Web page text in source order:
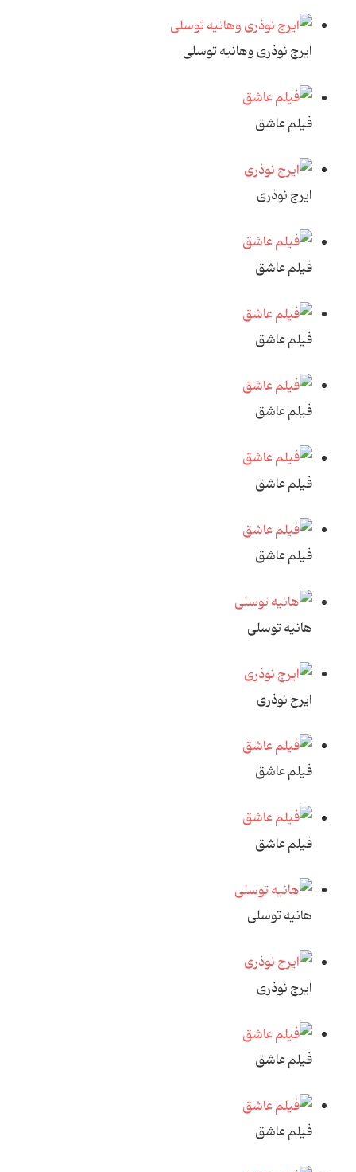
ایرج نوذری وهانیه توسلی
فیلم عاشق
ایرج نوذری
فیلم عاشق
فیلم عاشق
فیلم عاشق
فیلم عاشق
فیلم عاشق
هانیه توسلی
ایرج نوذری
فیلم عاشق
فیلم عاشق
هانیه توسلی
ایرج نوذری
فیلم عاشق
فیلم عاشق